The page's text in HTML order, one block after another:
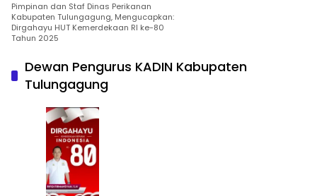
Pimpinan dan Staf Dinas Perikanan
Kabupaten Tulungagung, Mengucapkan:
Dirgahayu HUT Kemerdekaan RI ke-80
Tahun 2025
Dewan Pengurus KADIN Kabupaten
Tulungagung